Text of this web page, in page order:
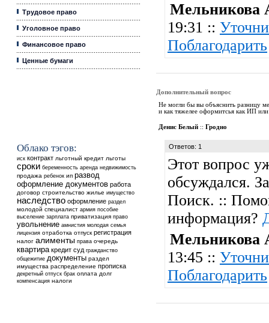
Трудовое право
Уголовное право
Финансовое право
Ценные бумаги
Облако тэгов:
иск контракт льготный кредит льготы
сроки беременность аренда недвижимость
продажа ребенок ип развод
оформление документов работа
договор строительство жилье имущество
наследство оформление раздел
молодой специалист армия пособие
выселение зарплата приватизация право
увольнение амнистия молодая семья
лицензия отработка отпуск регистрация
налог алименты права очередь
квартира кредит суд гражданство
общежитие документы раздел
имущества распределение прописка
декретный отпуск брак оплата долг
компенсация налоги
Мельникова
19:31 ::
Поблагодарить
Дополнительный вопрос
Не могли бы вы объяснить разницу
и как тяжелее оформитсья как ИП
Денис Белый :: Гродно
Ответов: 1
Этот вопрос
обсуждался.
Поиск. ::
информация?
Мельникова
13:45 ::
Поблагодарить